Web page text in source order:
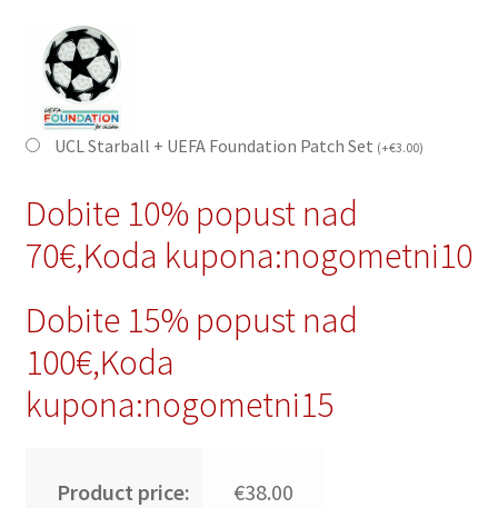
UCL Starball + UEFA Foundation Patch Set (+€3.00)
Dobite 10% popust nad
70€,Koda kupona:nogometni10
Dobite 15% popust nad
100€,Koda
kupona:nogometni15
Product price: €38.00